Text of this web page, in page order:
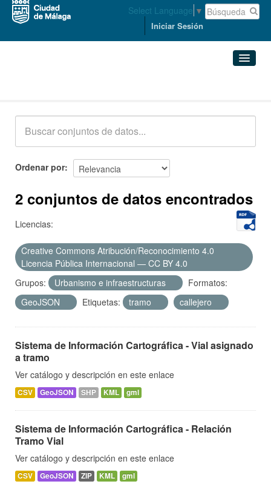
Select Language ▼
Iniciar Sesión
Acerca de
Ordenar por
2 conjuntos de datos encontrados
Licencias:
Creative Commons Atribución/Reconocimiento 4.0
Licencia Pública Internacional — CC BY 4.0
Grupos:
Urbanismo e infraestructuras
Formatos:
GeoJSON
Etiquetas: tramo callejero
Sistema de Información Cartográfica - Vial asignado
a tramo
Ver catálogo y descripción en este enlace
CSV GeoJSON SHP KML gml
Sistema de Información Cartográfica - Relación
Tramo Vial
Ver catálogo y descripción en este enlace
CSV GeoJSON ZIP KML gml